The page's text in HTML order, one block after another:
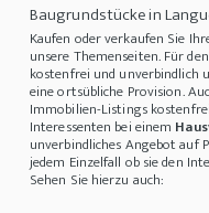
+++Auswandern im Alter - Was
Baugrundstücke in
Kaufen oder verkaufen Sie
unsere Themenseiten. Für
kostenfrei und unverbindlich
eine ortsübliche Provision.
Immobilien-Listings
Interessenten bei einem
unverbindliches Angebot auf
jedem Einzelfall ob sie den
Sehen Sie hierzu auch: